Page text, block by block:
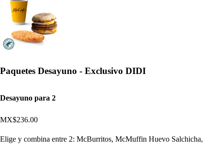
Paquetes Desayuno - Exclusivo DIDI
Desayuno para 2
MX$236.00
Elige y combina entre 2: McBurritos, McMuffin Huevo Salchicha,